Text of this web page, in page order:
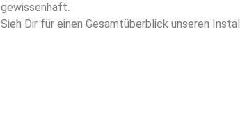
gewissenhaft.
Sieh Dir für einen Gesamtüberblick unseren